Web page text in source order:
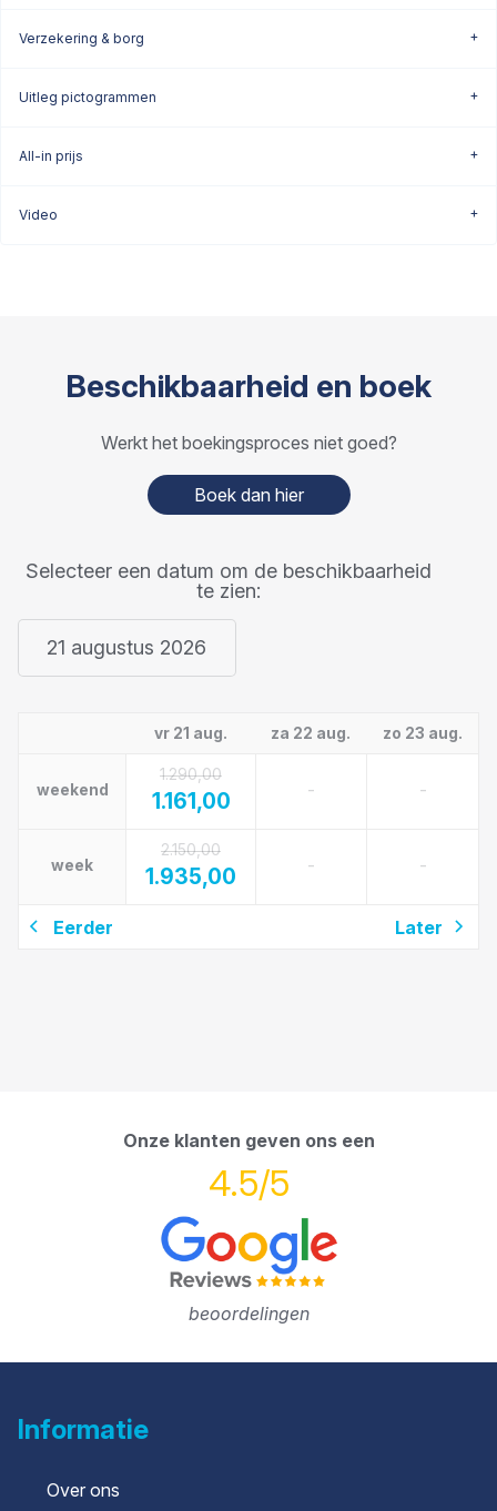
Verzekering & borg
Uitleg pictogrammen
All-in prijs
Video
Beschikbaarheid en boek
Werkt het boekingsproces niet goed?
Boek dan hier
Selecteer een datum om de beschikbaarheid
te zien:
21 augustus 2026
vr 21 aug. za 22 aug. zo 23 aug.
weekend
1.290,00
1.161,00 - -
week
2.150,00
1.935,00 - -
Eerder Later
Onze klanten geven ons een
4.5/5
beoordelingen
Informatie
Over ons